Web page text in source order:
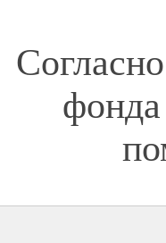
фонда